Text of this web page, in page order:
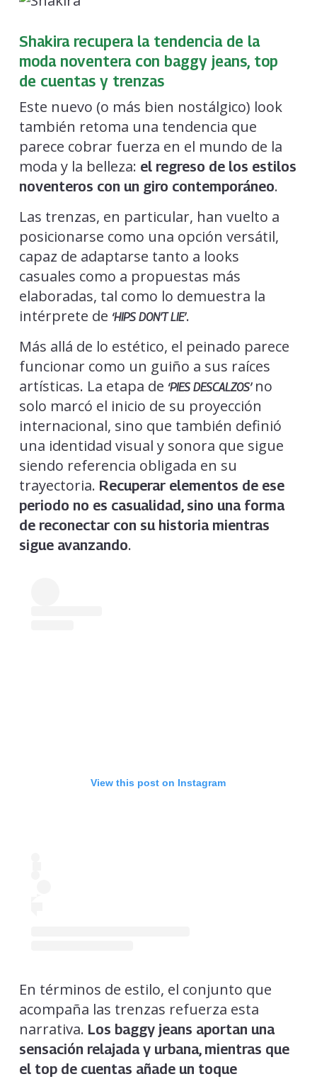
Shakira recupera la tendencia de la
moda noventera con baggy jeans, top
de cuentas y trenzas
Este nuevo (o más bien nostálgico) look
también retoma una tendencia que
parece cobrar fuerza en el mundo de la
moda y la belleza: el regreso de los estilos
noventeros con un giro contemporáneo.
Las trenzas, en particular, han vuelto a
posicionarse como una opción versátil,
capaz de adaptarse tanto a looks
casuales como a propuestas más
elaboradas, tal como lo demuestra la
intérprete de ‘HIPS DON’T LIE’.
Más allá de lo estético, el peinado parece
funcionar como un guiño a sus raíces
artísticas. La etapa de ‘PIES DESCALZOS’ no
solo marcó el inicio de su proyección
internacional, sino que también definió
una identidad visual y sonora que sigue
siendo referencia obligada en su
trayectoria. Recuperar elementos de ese
periodo no es casualidad, sino una forma
de reconectar con su historia mientras
sigue avanzando.
View this post on Instagram
En términos de estilo, el conjunto que
acompaña las trenzas refuerza esta
narrativa. Los baggy jeans aportan una
sensación relajada y urbana, mientras que
el top de cuentas añade un toque